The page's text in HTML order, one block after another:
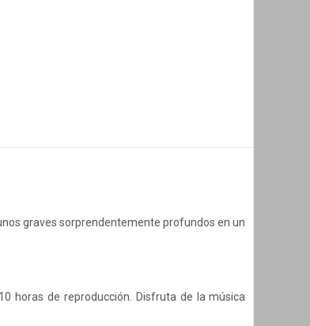
graves sorprendentemente profundos en un
horas de reproducción. Disfruta de la música